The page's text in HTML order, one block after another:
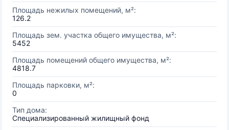
Площадь нежилых помещений, м²:
126.2
Площадь зем. участка общего имущества, м²:
5452
Площадь помещений общего имущества, м²:
4818.7
Площадь парковки, м²:
0
Тип дома:
Специализированный жилищный фонд